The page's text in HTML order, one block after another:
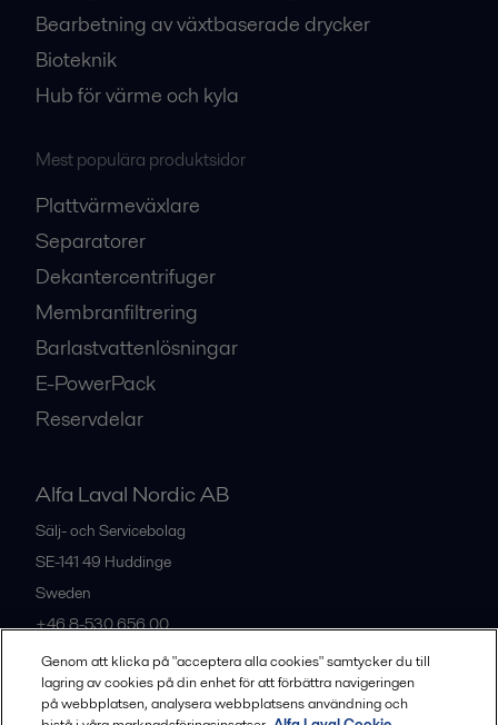
Bearbetning av växtbaserade drycker
Bioteknik
Hub för värme och kyla
Mest populära produktsidor
Plattvärmeväxlare
Separatorer
Dekantercentrifuger
Membranfiltrering
Barlastvattenlösningar
E-PowerPack
Reservdelar
Alfa Laval Nordic AB
Sälj- och Servicebolag
SE-141 49 Huddinge
Sweden
+46 8-530 656 00
Alla kontor och partners
Genom att klicka på "acceptera alla cookies" samtycker du till
lagring av cookies på din enhet för att förbättra navigeringen
på webbplatsen, analysera webbplatsens användning och